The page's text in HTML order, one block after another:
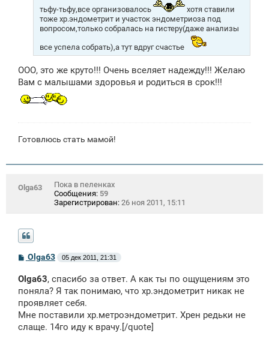
тьфу-тьфу,все организовалось
хотя ставили
тоже хр.эндометрит и участок эндометриоза под
вопросом,только собралась на гистеру(даже анализы
все успела собрать),а тут вдруг счастье
ООО, это же круто!!! Очень вселяет надежду!!! Желаю
Вам с малышами здоровья и родиться в срок!!!
Готовлюсь стать мамой!
Olga63
Пока в пеленках
Сообщения: 59
Зарегистрирован: 26 ноя 2011, 15:11
С
б
щ
н
и
Olga63 05 дек 2011, 21:31
Olga63, спасибо за ответ. А как ты по ощущениям это
поняла? Я так понимаю, что хр.эндометрит никак не
проявляет себя.
Мне поставили хр.метроэндометрит. Хрен редьки не
слаще. 14го иду к врачу.[/quote]